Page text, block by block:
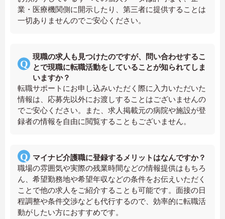
業・医療機関側に開示したり、第三者に提供することは
一切ありませんのでご安心ください。
現職の求人も見つけたのですが、問い合わせするこ
とで現職に転職活動をしていることが知られてしま
いますか？
転職サポートにお申し込みいただく際に入力いただいた
情報は、応募先以外にお渡しすることはございませんの
でご安心ください。また、求人掲載元の病院や施設が登
録者の情報を自由に閲覧することもございません。
マイナビ介護職に登録するメリットはなんですか？
職場の雰囲気や実際の残業時間などの情報提供はもちろ
ん、希望勤務地や希望年収などの条件をお伝えいただく
ことで他の求人をご紹介することも可能です。面接の日
程調整や条件交渉なども代行するので、効率的に転職活
動がしたい方におすすめです。